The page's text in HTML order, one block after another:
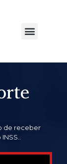
de receber